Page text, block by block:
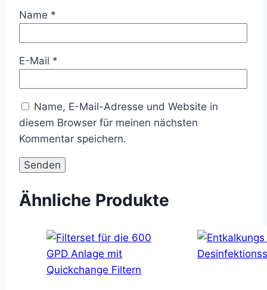
Name *
E-Mail *
Name, E-Mail-Adresse und Website in
diesem Browser für meinen nächsten
Kommentar speichern.
Ähnliche Produkte